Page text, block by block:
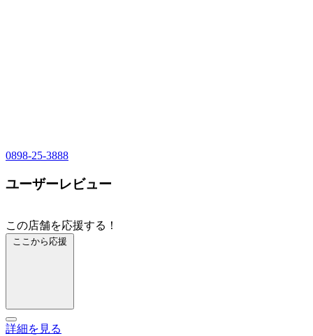
0898-25-3888
ユーザーレビュー
この店舗を応援する！
ここから応援
詳細を見る